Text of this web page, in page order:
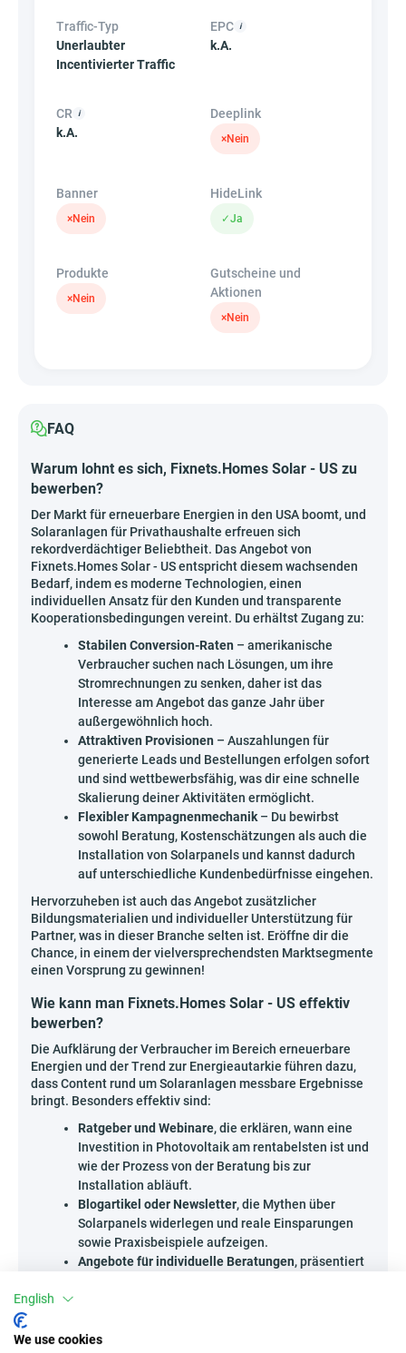
Traffic-Typ
Unerlaubter
Incentivierter Traffic
EPC
k.A.
CR
k.A.
Deeplink
×Nein
Banner
×Nein
HideLink
✓Ja
Produkte
×Nein
Gutscheine und
Aktionen
×Nein
FAQ
Warum lohnt es sich, Fixnets.Homes Solar - US zu
bewerben?
Der Markt für erneuerbare Energien in den USA boomt, und
Solaranlagen für Privathaushalte erfreuen sich
rekordverdächtiger Beliebtheit. Das Angebot von
Fixnets.Homes Solar - US entspricht diesem wachsenden
Bedarf, indem es moderne Technologien, einen
individuellen Ansatz für den Kunden und transparente
Kooperationsbedingungen vereint. Du erhältst Zugang zu:
Stabilen Conversion-Raten – amerikanische
Verbraucher suchen nach Lösungen, um ihre
Stromrechnungen zu senken, daher ist das
Interesse am Angebot das ganze Jahr über
außergewöhnlich hoch.
Attraktiven Provisionen – Auszahlungen für
generierte Leads und Bestellungen erfolgen sofort
und sind wettbewerbsfähig, was dir eine schnelle
Skalierung deiner Aktivitäten ermöglicht.
Flexibler Kampagnenmechanik – Du bewirbst
sowohl Beratung, Kostenschätzungen als auch die
Installation von Solarpanels und kannst dadurch
auf unterschiedliche Kundenbedürfnisse eingehen.
Hervorzuheben ist auch das Angebot zusätzlicher
Bildungsmaterialien und individueller Unterstützung für
Partner, was in dieser Branche selten ist. Eröffne dir die
Chance, in einem der vielversprechendsten Marktsegmente
einen Vorsprung zu gewinnen!
Wie kann man Fixnets.Homes Solar - US effektiv
bewerben?
Die Aufklärung der Verbraucher im Bereich erneuerbare
Energien und der Trend zur Energieautarkie führen dazu,
dass Content rund um Solaranlagen messbare Ergebnisse
bringt. Besonders effektiv sind:
Ratgeber und Webinare, die erklären, wann eine
Investition in Photovoltaik am rentabelsten ist und
wie der Prozess von der Beratung bis zur
Installation abläuft.
Blogartikel oder Newsletter, die Mythen über
Solarpanels widerlegen und reale Einsparungen
sowie Praxisbeispiele aufzeigen.
Angebote für individuelle Beratungen, präsentiert
Teile Wissen, das zum Umdenken inspiriert – das ist der
English
We use cookies